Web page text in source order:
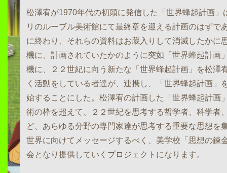
松澤宥が1970年代の初頭に発信した「世界蜂起計画」
リのルーブル美術館にて最終章を迎える計画のはずで
に終わり、それらの資料はお蔵入りして消滅したかに
機に、計画されていたかのように突如「世界蜂起計画
機に、２２世紀に向う新たな「世界蜂起計画」を松澤
く活動をしている者達が、連携し、「世界蜂起計画」
始することにした。松澤宥の計画した「世界蜂起計画
術の枠を超えて、２２世紀を思考する哲学者、科学者
ど、あらゆる分野の専門家達が思考する重要な思想を
世界に向けてメッセージするべく、美学校「思想の鍊
会となり提供していくプロジェクトになります。